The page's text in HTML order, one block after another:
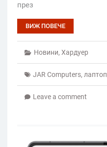
през
ВИЖ ПОВЕЧЕ
Новини, Хардуер
JAR Computers, лаптоп
Leave a comment